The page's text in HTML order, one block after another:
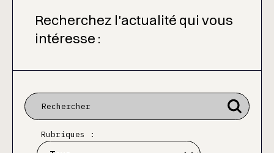
Recherchez l'actualité qui vous
intéresse :
Rubriques :